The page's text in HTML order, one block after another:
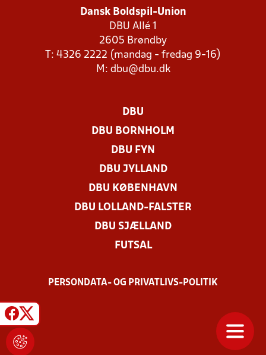
Dansk Boldspil-Union
DBU Allé 1
2605 Brøndby
T: 4326 2222 (mandag - fredag 9-16)
M: dbu@dbu.dk
DBU
DBU BORNHOLM
DBU FYN
DBU JYLLAND
DBU KØBENHAVN
DBU LOLLAND-FALSTER
DBU SJÆLLAND
FUTSAL
PERSONDATA- OG PRIVATLIVS-POLITIK